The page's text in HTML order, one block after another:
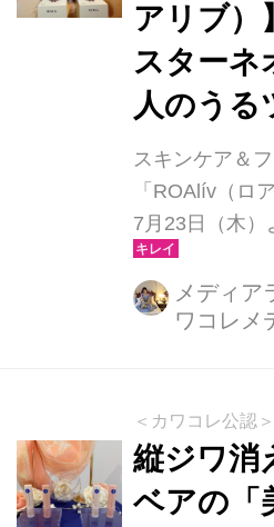
アリブ）
スターネ
人のうる
スキンケア＆
「ROAlív（ロ
7月23日（木）
めたティント
「ハニーラス
新発売。従来
覚のリップ美
も一塗りで顔
レッシュな「
してくれる話
メディア
ワコレメ
＜カワコレ公認
縦ジワ
ベアの「